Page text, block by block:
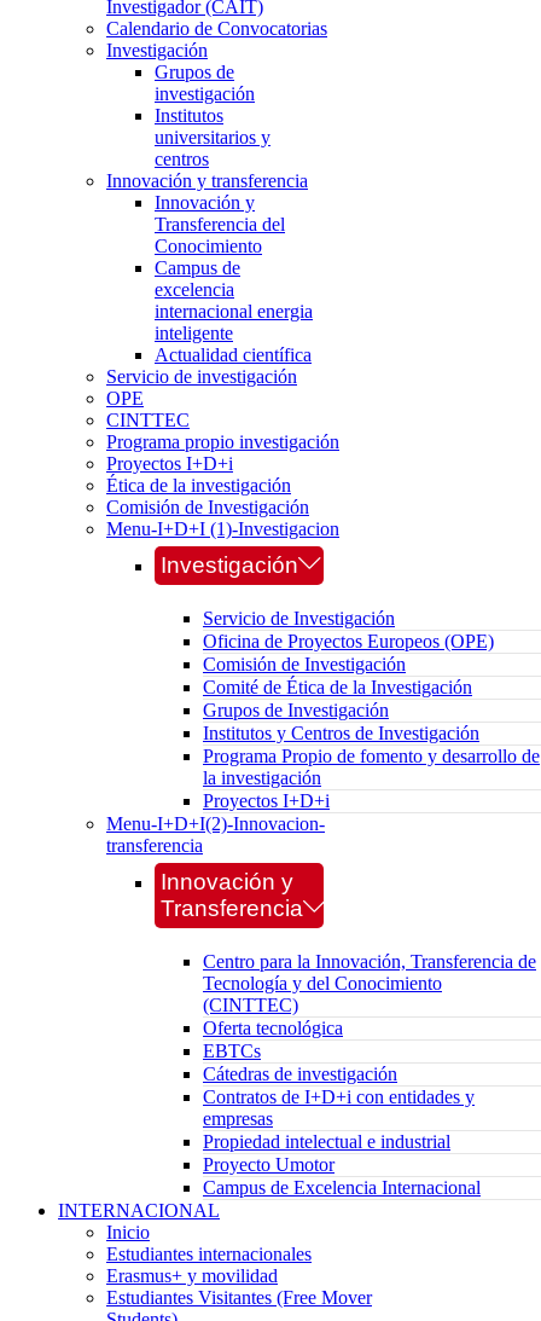
Investigador (CAIT)
Calendario de Convocatorias
Investigación
Grupos de
investigación
Institutos
universitarios y
centros
Innovación y transferencia
Innovación y
Transferencia del
Conocimiento
Campus de
excelencia
internacional energia
inteligente
Actualidad científica
Servicio de investigación
OPE
CINTTEC
Programa propio investigación
Proyectos I+D+i
Ética de la investigación
Comisión de Investigación
Menu-I+D+I (1)-Investigacion
Investigación
Servicio de Investigación
Oficina de Proyectos Europeos (OPE)
Comisión de Investigación
Comité de Ética de la Investigación
Grupos de Investigación
Institutos y Centros de Investigación
Programa Propio de fomento y desarrollo de
la investigación
Proyectos I+D+i
Menu-I+D+I(2)-Innovacion-
transferencia
Innovación y
Transferencia
Centro para la Innovación, Transferencia de
Tecnología y del Conocimiento
(CINTTEC)
Oferta tecnológica
EBTCs
Cátedras de investigación
Contratos de I+D+i con entidades y
empresas
Propiedad intelectual e industrial
Proyecto Umotor
Campus de Excelencia Internacional
INTERNACIONAL
Inicio
Estudiantes internacionales
Erasmus+ y movilidad
Estudiantes Visitantes (Free Mover